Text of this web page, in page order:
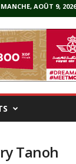
AOÛT 9, 2026
Tanoh